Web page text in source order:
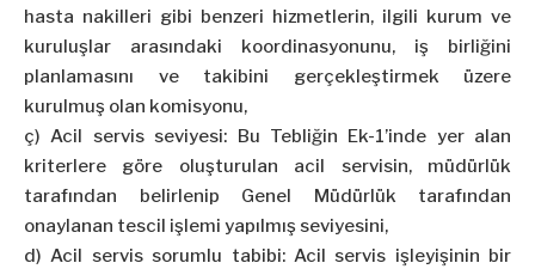
hasta nakilleri gibi benzeri hizmetlerin, ilgili kurum ve
kuruluşlar arasındaki koordinasyonunu, iş birliğini
planlamasını ve takibini gerçekleştirmek üzere
kurulmuş olan komisyonu,
ç) Acil servis seviyesi: Bu Tebliğin Ek-1’inde yer alan
kriterlere göre oluşturulan acil servisin, müdürlük
tarafından belirlenip Genel Müdürlük tarafından
onaylanan tescil işlemi yapılmış seviyesini,
d) Acil servis sorumlu tabibi: Acil servis işleyişinin bir